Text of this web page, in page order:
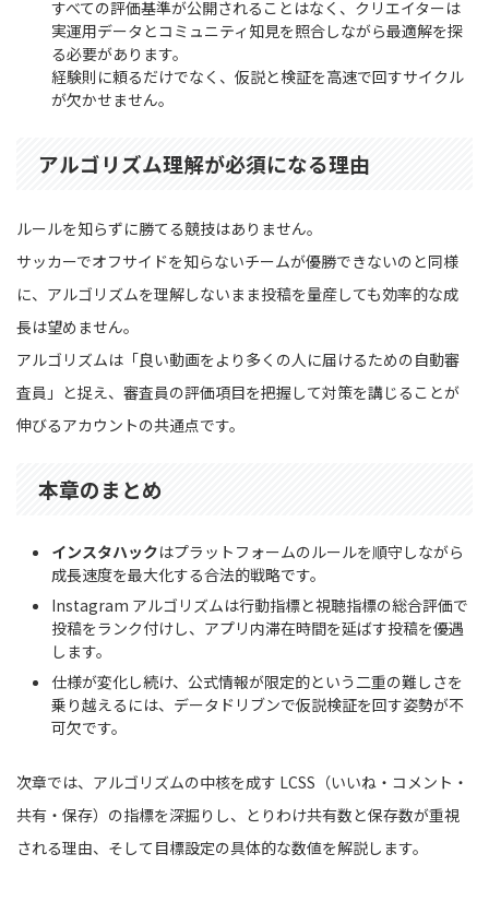
すべての評価基準が公開されることはなく、クリエイターは
実運用データとコミュニティ知見を照合しながら最適解を探
る必要があります。
経験則に頼るだけでなく、仮説と検証を高速で回すサイクル
が欠かせません。
アルゴリズム理解が必須になる理由
ルールを知らずに勝てる競技はありません。
サッカーでオフサイドを知らないチームが優勝できないのと同様
に、アルゴリズムを理解しないまま投稿を量産しても効率的な成
長は望めません。
アルゴリズムは「良い動画をより多くの人に届けるための自動審
査員」と捉え、審査員の評価項目を把握して対策を講じることが
伸びるアカウントの共通点です。
本章のまとめ
インスタハックはプラットフォームのルールを順守しながら
成長速度を最大化する合法的戦略です。
Instagram アルゴリズムは行動指標と視聴指標の総合評価で
投稿をランク付けし、アプリ内滞在時間を延ばす投稿を優遇
します。
仕様が変化し続け、公式情報が限定的という二重の難しさを
乗り越えるには、データドリブンで仮説検証を回す姿勢が不
可欠です。
次章では、アルゴリズムの中核を成す LCSS（いいね・コメント・
共有・保存）の指標を深掘りし、とりわけ共有数と保存数が重視
される理由、そして目標設定の具体的な数値を解説します。